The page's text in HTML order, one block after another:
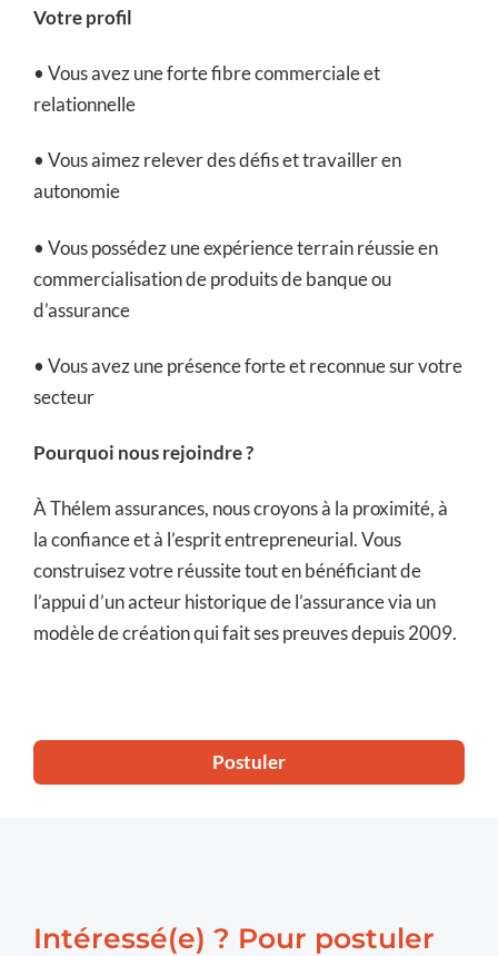
Votre profil
• Vous avez une forte fibre commerciale et
relationnelle
• Vous aimez relever des défis et travailler en
autonomie
• Vous possédez une expérience terrain réussie en
commercialisation de produits de banque ou
d’assurance
• Vous avez une présence forte et reconnue sur votre
secteur
Pourquoi nous rejoindre ?
À Thélem assurances, nous croyons à la proximité, à
la confiance et à l’esprit entrepreneurial. Vous
construisez votre réussite tout en bénéficiant de
l’appui d’un acteur historique de l’assurance via un
modèle de création qui fait ses preuves depuis 2009.
Postuler
Intéressé(e) ? Pour postuler